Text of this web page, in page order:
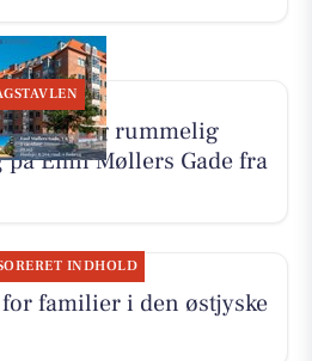
en lys og rummelig
Emil Møllers Gade fra
INDHOLD
familier i den østjyske